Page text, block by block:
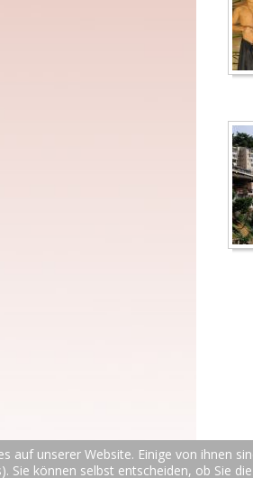
auf unserer Website. Einige von ihnen
Sie können selbst entscheiden, ob Sie